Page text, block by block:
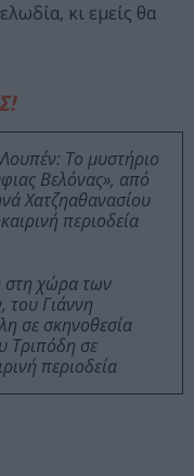
κι εμείς θα
Το μυστήριο
Βελόνας», από
Χατζηαθανασίου
περιοδεία
στη χώρα των
του Γιάννη
σε σκηνοθεσία
Τριπόδη σε
περιοδεία